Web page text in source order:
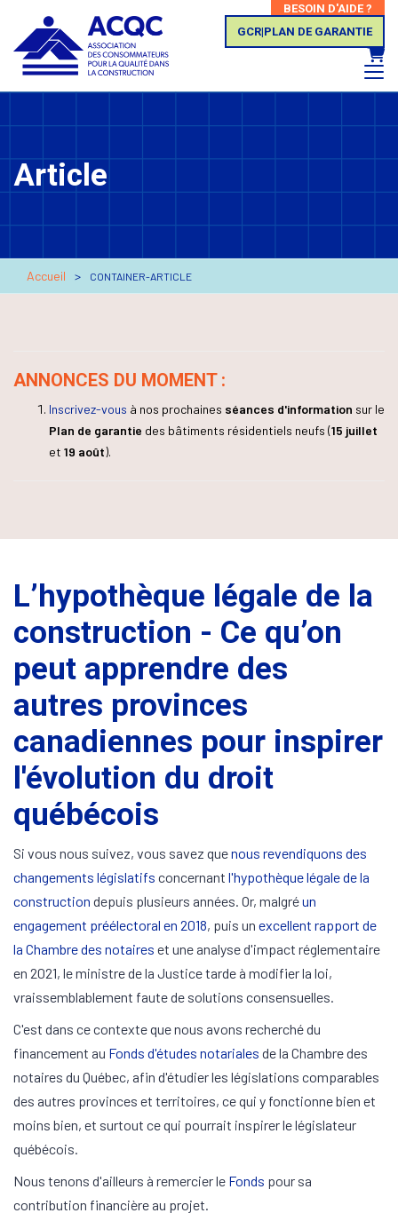
BESOIN D'AIDE ?
GCR|PLAN DE GARANTIE
Article
Accueil CONTAINER-ARTICLE
ANNONCES DU MOMENT :
Inscrivez-vous à nos prochaines séances d'information sur le
Plan de garantie des bâtiments résidentiels neufs (15 juillet
et 19 août).
L’hypothèque légale de la
construction - Ce qu’on
peut apprendre des
autres provinces
canadiennes pour inspirer
l'évolution du droit
québécois
Si vous nous suivez, vous savez quenous revendiquons des
changements législatifs concernant l'hypothèque légale de la
construction depuis plusieurs années. Or, malgréun
engagement préélectoral en 2018, puis un excellent rapport de
la Chambre des notaires et une analyse d'impact réglementaire
en 2021, le ministre de la Justice tarde à modifier la loi,
vraissemblablement faute de solutions consensuelles.
C'est dans ce contexte que nous avons recherché du
financement au Fonds d'études notariales de la Chambre des
notaires du Québec, afin d'étudier les législations comparables
des autres provinces et territoires, ce qui y fonctionne bien et
moins bien, et surtout ce qui pourrait inspirer le législateur
québécois.
Nous tenons d'ailleurs à remercier le Fonds pour sa
contribution financière au projet.